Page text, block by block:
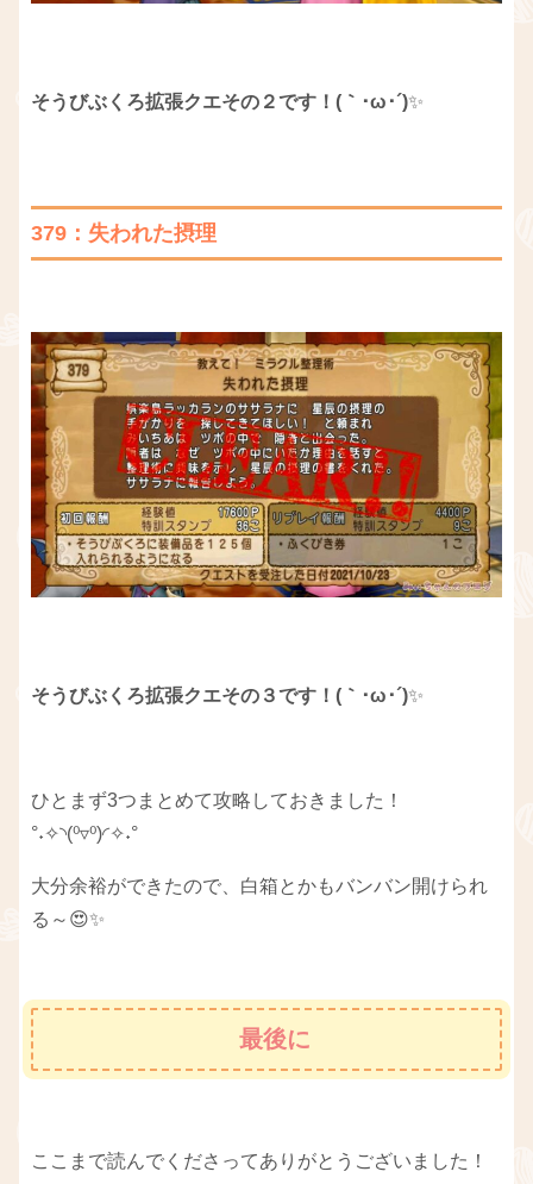
そうびぶくろ拡張クエその２です！(｀･ω･´)✨
379：失われた摂理
そうびぶくろ拡張クエその３です！(｀･ω･´)✨
ひとまず3つまとめて攻略しておきました！
°˖✧◝(⁰▿⁰)◜✧˖°
大分余裕ができたので、白箱とかもバンバン開けられ
る～😍✨
最後に
ここまで読んでくださってありがとうございました！